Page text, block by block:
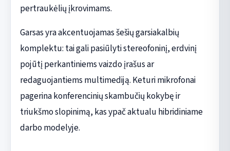
pertraukėlių įkrovimams.
Garsas yra akcentuojamas šešių garsiakalbių
komplektu: tai gali pasiūlyti stereofoninį, erdvinį
pojūtį perkantiniems vaizdo įrašus ar
redaguojantiems multimediją. Keturi mikrofonai
pagerina konferencinių skambučių kokybę ir
triukšmo slopinimą, kas ypač aktualu hibridiniame
darbo modelyje.